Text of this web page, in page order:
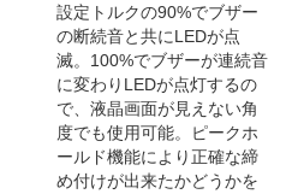
設定トルクの90%でブザー
の断続音と共にLEDが点
滅。100%でブザーが連続音
に変わりLEDが点灯するの
で、液晶画面が見えない角
度でも使用可能。ピークホ
ールド機能により正確な締
め付けが出来たかどうかを